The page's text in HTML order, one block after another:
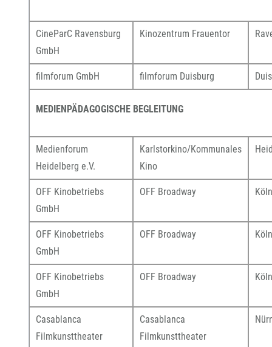
CineParC Ravensburg
GmbH
Kinozentrum Frauentor
filmforum GmbH filmforum Duisburg
MEDIENPÄDAGOGISCHE BEGLEITUNG
Medienforum
Heidelberg e.V.
Karlstorkino/Kommunales
Kino
OFF Kinobetriebs
GmbH
OFF Broadway Köln
OFF Kinobetriebs
GmbH
OFF Broadway Köln
OFF Kinobetriebs
GmbH
OFF Broadway Köln
Casablanca
Filmkunsttheater
Casablanca
Filmkunsttheater